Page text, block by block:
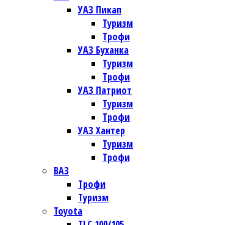
УАЗ Пикап
Туризм
Трофи
УАЗ Буханка
Туризм
Трофи
УАЗ Патриот
Туризм
Трофи
УАЗ Хантер
Туризм
Трофи
ВАЗ
Трофи
Туризм
Toyota